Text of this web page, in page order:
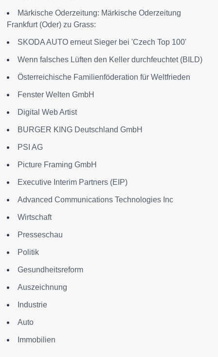
Märkische Oderzeitung: Märkische Oderzeitung
Frankfurt (Oder) zu Grass:
SKODA AUTO erneut Sieger bei 'Czech Top 100'
Wenn falsches Lüften den Keller durchfeuchtet (BILD)
Österreichische Familienföderation für Weltfrieden
Fenster Welten GmbH
Digital Web Artist
BURGER KING Deutschland GmbH
PSI AG
Picture Framing GmbH
Executive Interim Partners (EIP)
Advanced Communications Technologies Inc
Wirtschaft
Presseschau
Politik
Gesundheitsreform
Auszeichnung
Industrie
Auto
Immobilien